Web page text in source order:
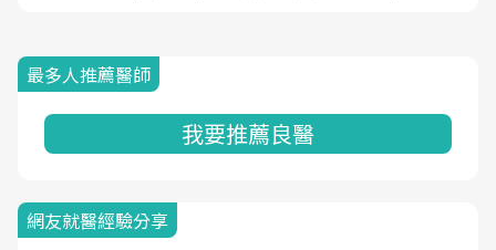
最多人推薦醫師
我要推薦良醫
網友就醫經驗分享